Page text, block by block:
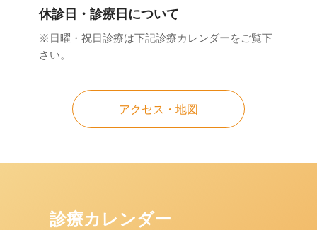
休診日・診療日について
※日曜・祝日診療は下記診療カレンダーをご覧下
さい。
アクセス・地図
診療カレンダー